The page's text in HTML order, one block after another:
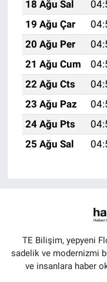
18 Ağu Sal
19 Ağu Çar
20 Ağu Per
21 Ağu Cum
22 Ağu Cts
23 Ağu Paz
24 Ağu Pts
25 Ağu Sal
TE Bilişim, yepyeni
sadelik ve modernizmi
ve insanlara haber